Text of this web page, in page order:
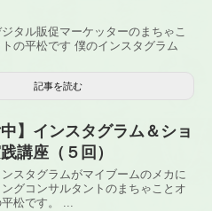
タル販促マーケッターのまちゃこ
の平松です 僕のインスタグラム
記事を読む
中】インスタグラム＆ショ
講座（５回）
スタグラムがマイブームのメカに
グコンサルタントのまちゃことオ
松です。 ...